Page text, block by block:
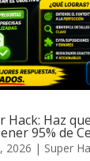
Hack: Haz
95% de
2026 | Super